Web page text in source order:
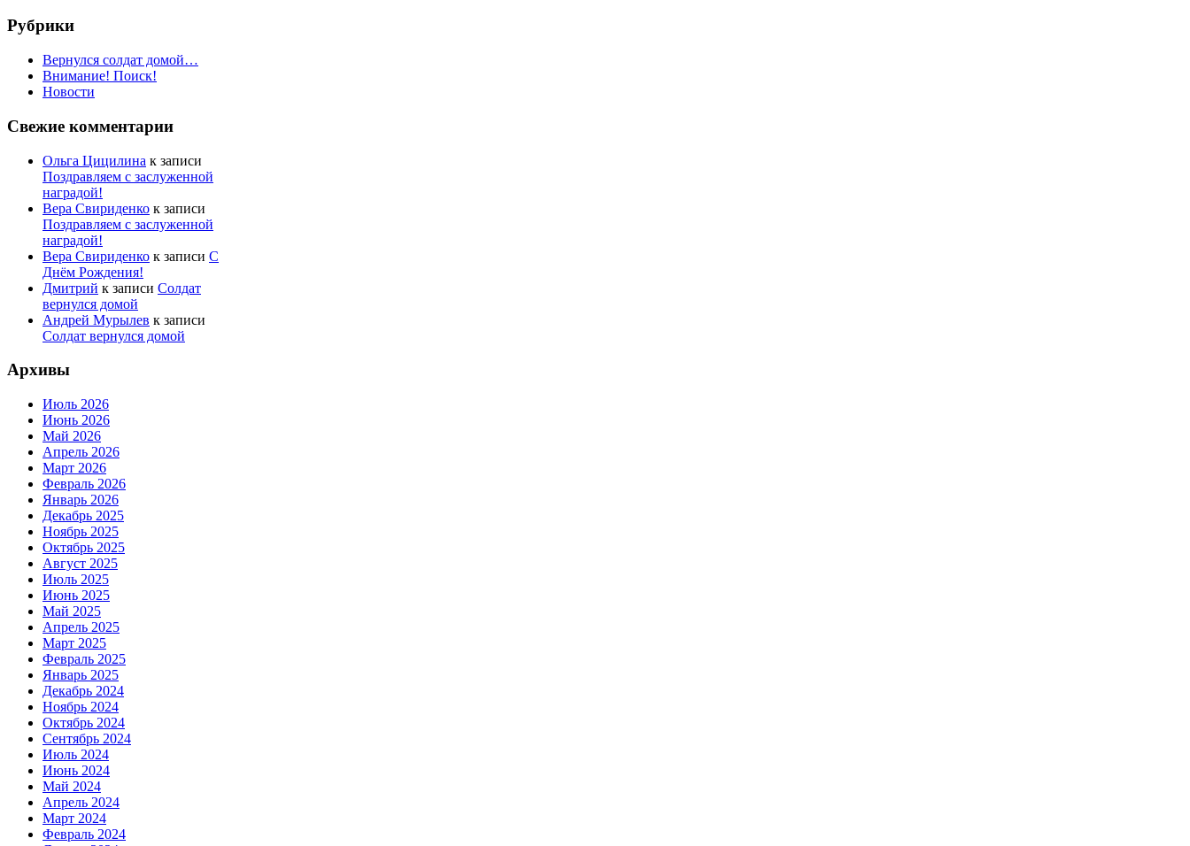
Рубрики
Вернулся солдат домой…
Внимание! Поиск!
Новости
Свежие комментарии
Ольга Цицилина к записи
Поздравляем с заслуженной
наградой!
Вера Свириденко к записи
Поздравляем с заслуженной
наградой!
Вера Свириденко к записи С
Днём Рождения!
Дмитрий к записи Солдат
вернулся домой
Андрей Мурылев к записи
Солдат вернулся домой
Архивы
Июль 2026
Июнь 2026
Май 2026
Апрель 2026
Март 2026
Февраль 2026
Январь 2026
Декабрь 2025
Ноябрь 2025
Октябрь 2025
Август 2025
Июль 2025
Июнь 2025
Май 2025
Апрель 2025
Март 2025
Февраль 2025
Январь 2025
Декабрь 2024
Ноябрь 2024
Октябрь 2024
Сентябрь 2024
Июль 2024
Июнь 2024
Май 2024
Апрель 2024
Март 2024
Февраль 2024